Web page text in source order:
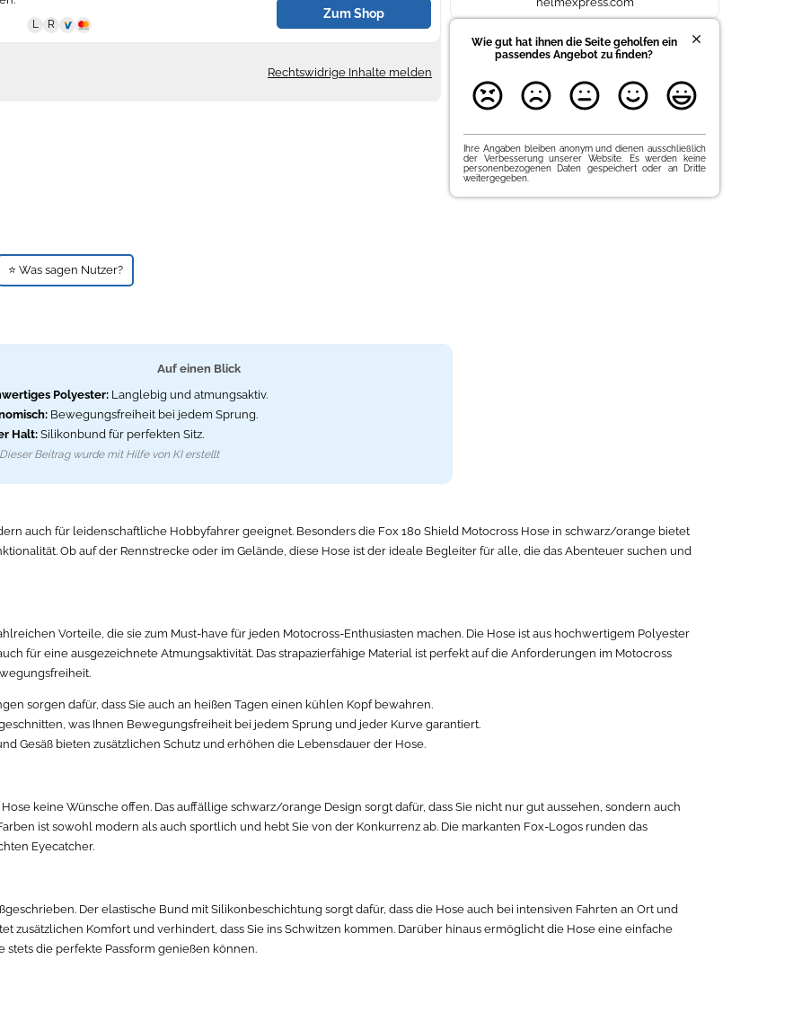
Zum Shop
Rechtswidrige Inhalte melden
Wie gut hat ihnen die Seite geholfen ein
passendes Angebot zu finden?
Ihre Angaben bleiben anonym und dienen ausschließlich
der Verbesserung unserer Website. Es werden keine
personenbezogenen Daten gespeichert oder an Dritte
weitergegeben.
⭐ Was sagen Nutzer?
Auf einen Blick
Polyester:Langlebig und atmungsaktiv.
Bewegungsfreiheit bei jedem Sprung.
Halt:Silikonbund für perfekten Sitz.
Beitrag wurde mit Hilfe von KI erstellt
auch für leidenschaftliche Hobbyfahrer geeignet. Besonders die Fox 180 Shield Motocross Hose in schwarz/orange bietet
Ob auf der Rennstrecke oder im Gelände, diese Hose ist der ideale Begleiter für alle, die das Abenteuer suchen und
Vorteile, die sie zum Must-have für jeden Motocross-Enthusiasten machen. Die Hose ist aus hochwertigem Polyester
für eine ausgezeichnete Atmungsaktivität. Das strapazierfähige Material ist perfekt auf die Anforderungen im Motocross
sorgen dafür, dass Sie auch an heißen Tagen einen kühlen Kopf bewahren.
was Ihnen Bewegungsfreiheit bei jedem Sprung und jeder Kurve garantiert.
Gesäß bieten zusätzlichen Schutz und erhöhen die Lebensdauer der Hose.
keine Wünsche offen. Das auffällige schwarz/orange Design sorgt dafür, dass Sie nicht nur gut aussehen, sondern auch
ist sowohl modern als auch sportlich und hebt Sie von der Konkurrenz ab. Die markanten Fox-Logos runden das
Eyecatcher.
Der elastische Bund mit Silikonbeschichtung sorgt dafür, dass die Hose auch bei intensiven Fahrten an Ort und
zusätzlichen Komfort und verhindert, dass Sie ins Schwitzen kommen. Darüber hinaus ermöglicht die Hose eine einfache
stets die perfekte Passform genießen können.